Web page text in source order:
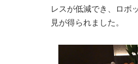
レスが低減でき、ロボ
見が得られました。